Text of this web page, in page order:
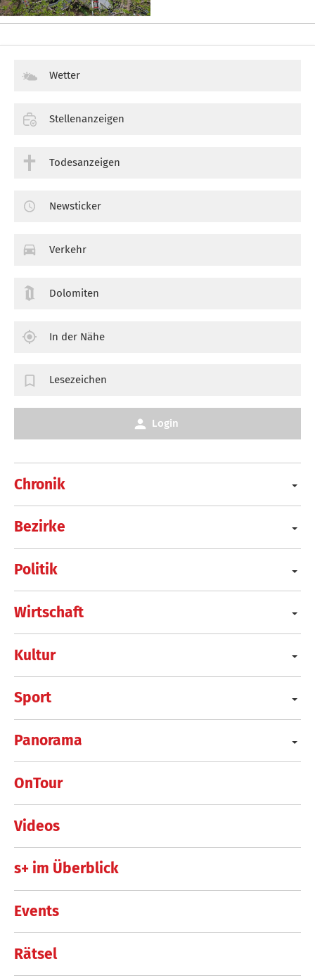
Chronik
Bezirke
Politik
Wirtschaft
Kultur
Sport
Panorama
OnTour
Videos
s+ im Überblick
Events
Rätsel
Wetter
Stellenanzeigen
Todesanzeigen
Newsticker
Verkehr
Dolomiten
In der Nähe
Lesezeichen
Login